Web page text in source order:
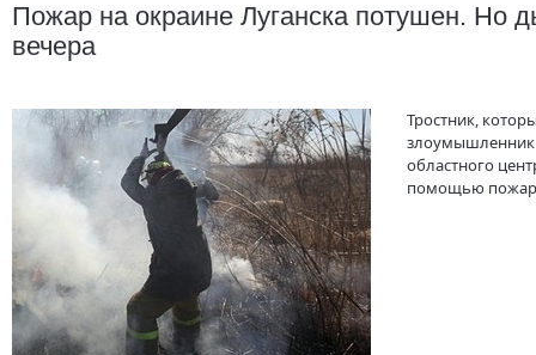
Пожар на окраине Луганска потушен. Но
вечера
Тростник,
областного
помощью